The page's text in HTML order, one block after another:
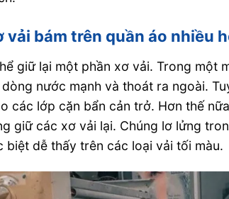
vải bám trên quần áo nhiều
giữ lại một phần xơ vải. Trong một
nước mạnh và thoát ra ngoài.
các lớp cặn bẩn cản trở. Hơn thế
giữ các xơ vải lại. Chúng lơ lửng
biệt dễ thấy trên các loại vải tối màu.